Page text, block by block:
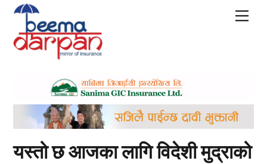
Skip
content
यस्तो छ आजका लागि विदेशी मुद्राको